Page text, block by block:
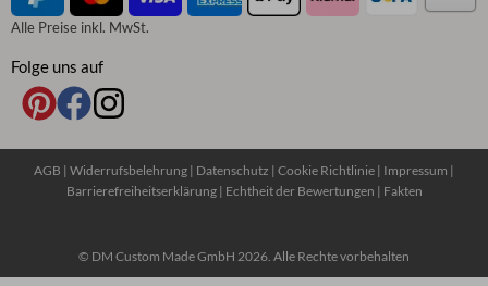
Alle Preise inkl. MwSt.
Folge uns auf
© DM Custom Made GmbH 2026. Alle Rechte vorbehalten
AGB | Widerrufsbelehrung | Datenschutz | Cookie Richtlinie | Impressum |
Barrierefreiheitserklärung| Echtheit der Bewertungen | Fakten